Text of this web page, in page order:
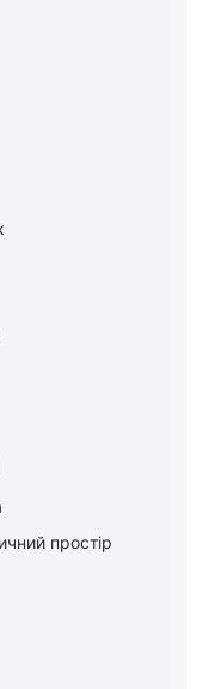
простір